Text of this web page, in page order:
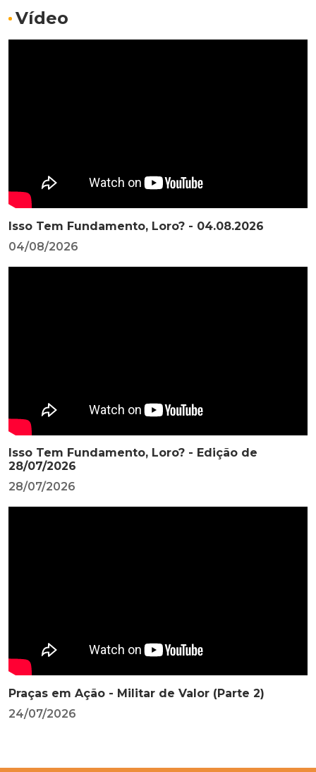
Vídeo
Isso Tem Fundamento, Loro? - 04.08.2026
04/08/2026
Isso Tem Fundamento, Loro? - Edição de
28/07/2026
28/07/2026
Praças em Ação - Militar de Valor (Parte 2)
24/07/2026